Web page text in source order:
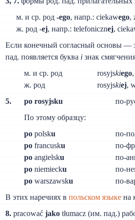
м. и ср. род -ego, напр.: ciekawego,
ж. род -ej, напр.: telefonicznej,
Если конечный согласный основы —
пад. появляется буква i знак
м. и ср. род
ж. род
rosyjskiego
rosyjskiej,
5.
po rosyjsku
По этому образцу:
popolsku
pofrancusku
poangielsku
poniemiecku
powarszawsku
по-
по-
по-
по-
по-
по-
В этих наречиях впольском языке на
8. pracowaćjako tłumacz (им. пад.)